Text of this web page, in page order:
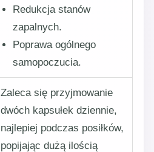
Redukcja stanów
zapalnych.
Poprawa ogólnego
samopoczucia.
Zaleca się przyjmowanie
dwóch kapsułek dziennie,
najlepiej podczas posiłków,
popijając dużą ilością